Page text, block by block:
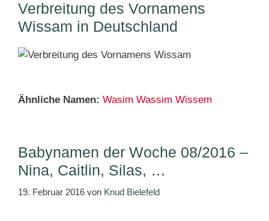
Verbreitung des Vornamens
Wissam in Deutschland
Ähnliche Namen: Wasim Wassim Wissem
Babynamen der Woche 08/2016 –
Nina, Caitlin, Silas, …
19. Februar 2016 von Knud Bielefeld